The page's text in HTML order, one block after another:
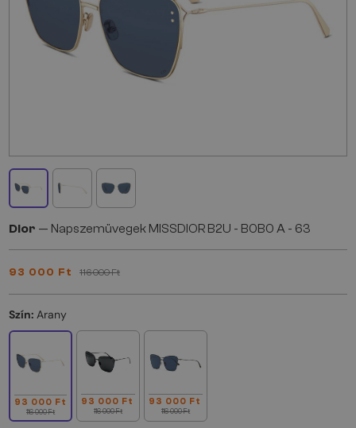
Dior — Napszemüvegek MISSDIOR B2U - B0B0 A - 63
93 000 Ft 116 000 Ft
Szín: Arany
93 000 Ft
116 000 Ft
93 000 Ft
116 000 Ft
93 000 Ft
116 000 Ft